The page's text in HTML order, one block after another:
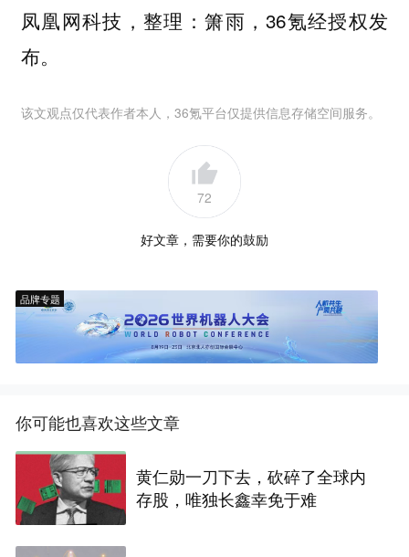
凤凰网科技，整理：箫雨，36氪经授权发
布。
该文观点仅代表作者本人，36氪平台仅提供信息存储空间服务。
72
好文章，需要你的鼓励
品牌专题
你可能也喜欢这些文章
黄仁勋一刀下去，砍碎了全球内
存股，唯独长鑫幸免于难